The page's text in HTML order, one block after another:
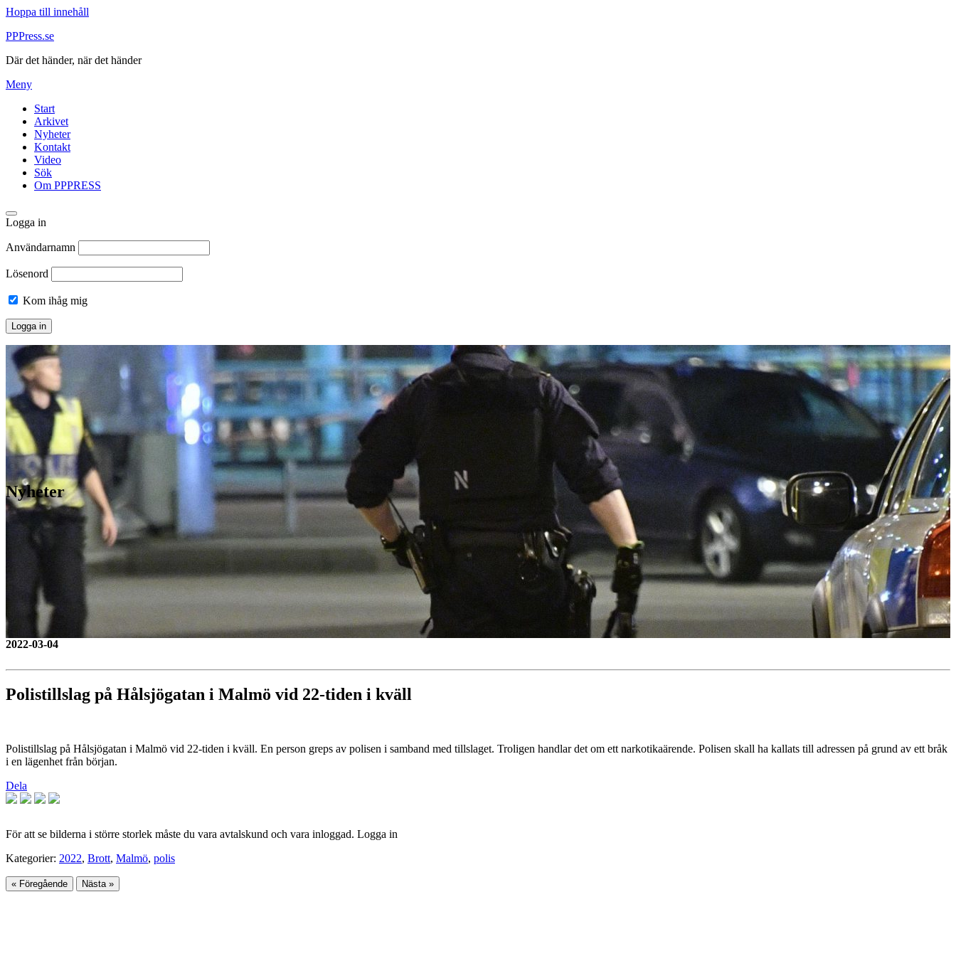
Hoppa till innehåll
PPPress.se
Där det händer, när det händer
Meny
Start
Arkivet
Nyheter
Kontakt
Video
Sök
Om PPPRESS
Logga in
Användarnamn
Lösenord
Kom ihåg mig
Nyheter
2022-03-04
Polistillslag på Hålsjögatan i Malmö vid 22-tiden i kväll
Polistillslag på Hålsjögatan i Malmö vid 22-tiden i kväll. En person greps av polisen i samband med tillslaget. Troligen handlar det om ett narkotikaärende. Polisen skall ha kallats till adressen på grund av ett bråk
i en lägenhet från början.
Dela
För att se bilderna i större storlek måste du vara avtalskund och vara inloggad. Logga in
Kategorier: 2022, Brott, Malmö, polis
« Föregående Nästa »